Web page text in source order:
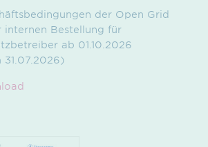
der Open Grid
internen Bestellung für
ab 01.10.2026